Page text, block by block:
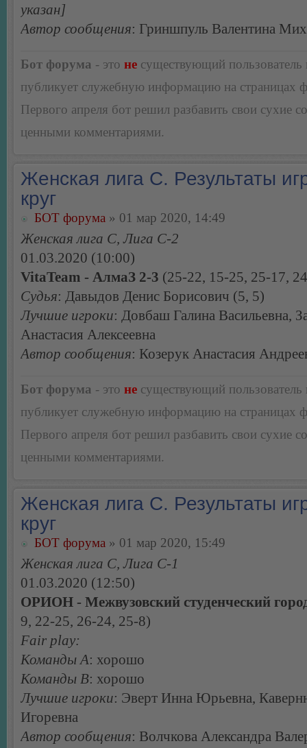
указан]
Автор сообщения: Гриншпуль Валентина
Бот форума - это не существующий пользователь
публикует служебную информацию на страницах
Первого апреля бот решил разбавить свои сухие
ценными комментариями.
Женская лига С. Результаты
круг
БОТ форума » 01 мар 2020, 14:49
Женская лига С, Лига С-2
01.03.2020 (10:00)
VitaTeam - АлмаЗ 2-3 (25-22, 15-25, 25-17,
Судья: Давыдов Денис Борисович (5, 5)
Лучшие игроки: Довбаш Галина Васильевна,
Анастасия Алексеевна
Автор сообщения: Козерук Анастасия
Бот форума - это не существующий пользователь
публикует служебную информацию на страницах
Первого апреля бот решил разбавить свои сухие
ценными комментариями.
Женская лига С. Результаты
круг
БОТ форума » 01 мар 2020, 15:49
Женская лига С, Лига С-1
01.03.2020 (12:50)
ОРИОН - Межвузовский студенческий
9, 22-25, 26-24, 25-8)
Fair play:
Команды А: хорошо
Команды В: хорошо
Лучшие игроки: Эверт Инна Юрьевна,
Игоревна
Автор сообщения: Волчкова Александра